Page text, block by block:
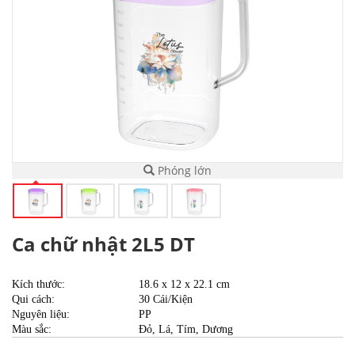
Phóng lớn
Ca chữ nhật 2L5 DT
Kích thước:
18.6 x 12 x 22.1 cm
Qui cách:
				30
Cái/Kiện
Nguyên liệu:
PP
Màu sắc:
				Đỏ, Lá, Tím, Dương